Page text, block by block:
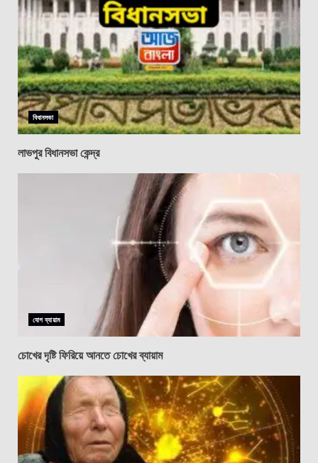
বিধানসভা
লাভপুর বিধানসভা কেন্দ্র
যোগ ব্যায়াম
চোখের দৃষ্টি ফিরিয়ে আনতে চোখের ব্যায়াম